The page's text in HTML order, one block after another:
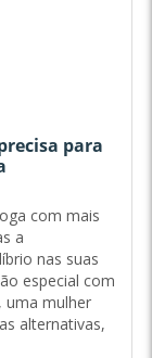
para
com mais
a
nas suas
especial com
uma mulher
alternativas,